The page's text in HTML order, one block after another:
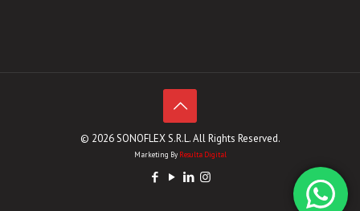
© 2026 SONOFLEX S.R.L. All Rights Reserved.
Marketing By Resulta Digital